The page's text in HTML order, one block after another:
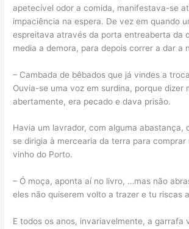
apetecível odor a comida, manifestava-se
impaciência na espera. De vez em quando
espreitava através da porta entreaberta da
media a demora, para depois correr a dar a
– Cambada de bêbados que já vindes a
Ouvia-se uma voz em surdina, porque dizer
abertamente, era pecado e dava prisão.
Havia um lavrador, com alguma abastança,
se dirigia à mercearia da terra para comprar
vinho do Porto.
– Ó moça, aponta aí no livro, …mas não
eles não quiserem volto a trazer e tu riscas
E todos os anos, invariavelmente, a garrafa